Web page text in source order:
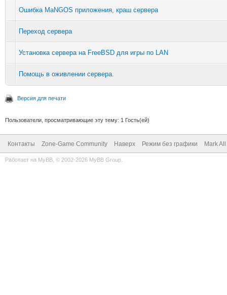
Ошибка MaNGOS приложения, краш сервера
Переход сервера
Установка сервера на FreeBSD для игры по LAN
Помощь в оживлении сервера.
Версия для печати
Пользователи, просматривающие эту тему: 1 Гость(ей)
Контакты Zone-Game Community Наверх Режим без графики Mark
Работает на MyBB , © 2002-2026 MyBB Group